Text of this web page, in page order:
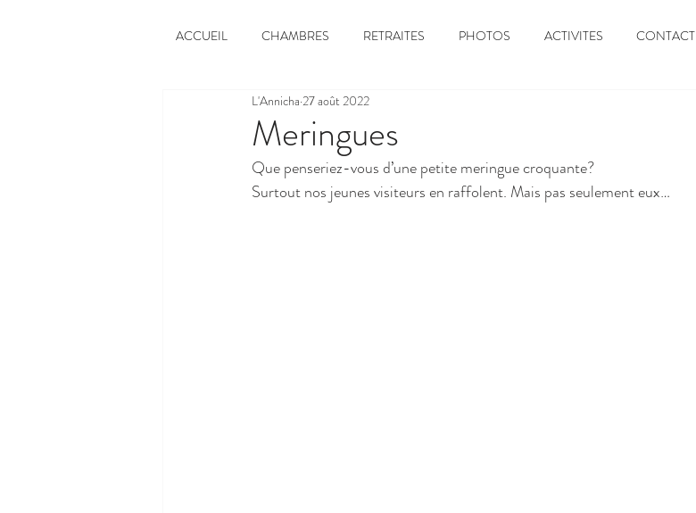
ACCUEIL CHAMBRES RETRAITES PHOTOS ACTIVITES CONTACT
Meringues
L'Annicha 27 août 2022
Que penseriez-vous d’une petite meringue croquante?
Surtout nos jeunes visiteurs en raffolent. Mais pas seulement eux…